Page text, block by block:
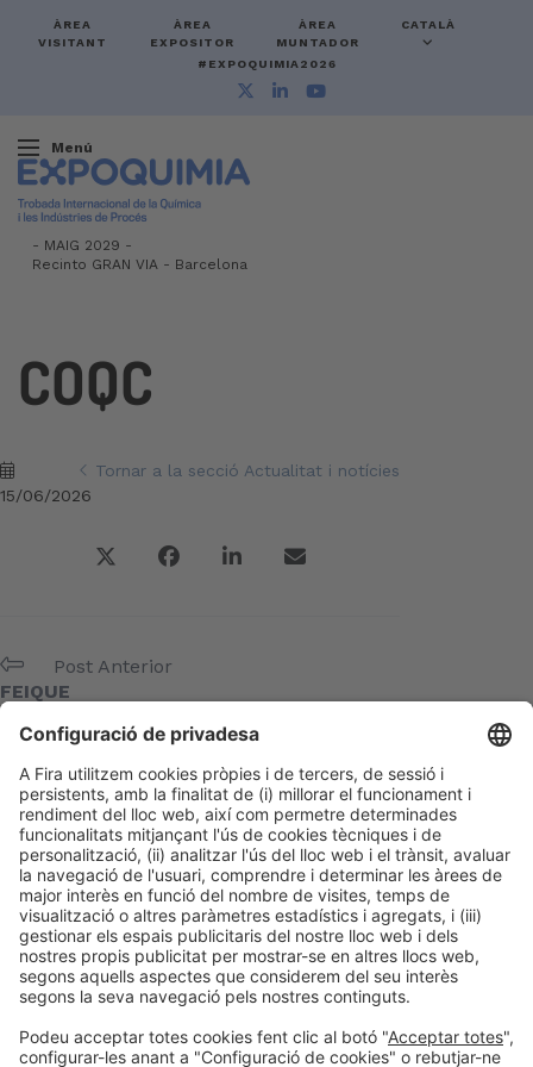
ÀREA
VISITANT
ÀREA
EXPOSITOR
ÀREA
MUNTADOR
CATALÀ
#EXPOQUIMIA2026
Menú
- MAIG 2029 -
Recinto GRAN VIA - Barcelona
COQC
Tornar a la secció Actualitat i notícies
15/06/2026
Post Anterior
FEIQUE
Següent Post
Manage Art
Meta
Entra
Canal de les entrades
Canal dels comentaris
WordPress.org (en anglès)